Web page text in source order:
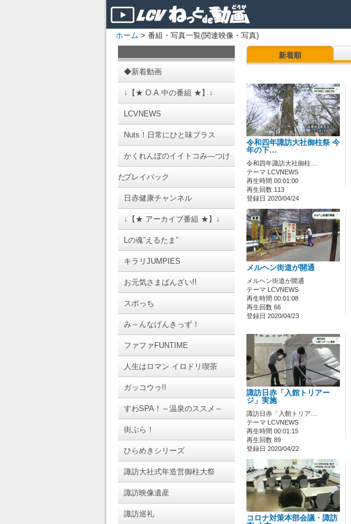
ホーム > 番組・写真一覧(関連映像・写真)
◆新着動画
↓【★ O.A.中の番組 ★】↓
LCVNEWS
Nuts！日常にひと味プラス
かくれんぼのイイトコみ―つけ
たプレイバック
日赤健康チャンネル
↓【★ アーカイブ番組 ★】↓
Lの魂”えるたま”
キラリJUMPIES
お元気さまばんざい!!
スポっち
み～んなげんきっず！
ファファFUNTIME
人生はロマン イロドリ喫茶
ガッコウゥ!!
すわSPA！～温泉のススメ～
街ぶら！
ひらめきシリーズ
諏訪大社式年造営御柱大祭
諏訪映像遺産
諏訪巡礼
新着順
令和四年諏訪大社御柱祭 今
年の下…
令和四年諏訪大社御柱…
テーマ LCVNEWS
再生時間 00:01:00
再生回数 113
登録日 2020/04/24
メルヘン街道が開通
メルヘン街道が開通
テーマ LCVNEWS
再生時間 00:01:08
再生回数 66
登録日 2020/04/23
諏訪日赤「入館トリアー
ジ」実施
諏訪日赤「入館トリア…
テーマ LCVNEWS
再生時間 00:01:15
再生回数 89
登録日 2020/04/22
コロナ対策本部会議・諏訪